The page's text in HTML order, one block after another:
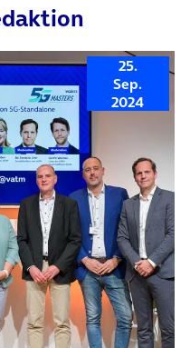
25.
Sep.
2024